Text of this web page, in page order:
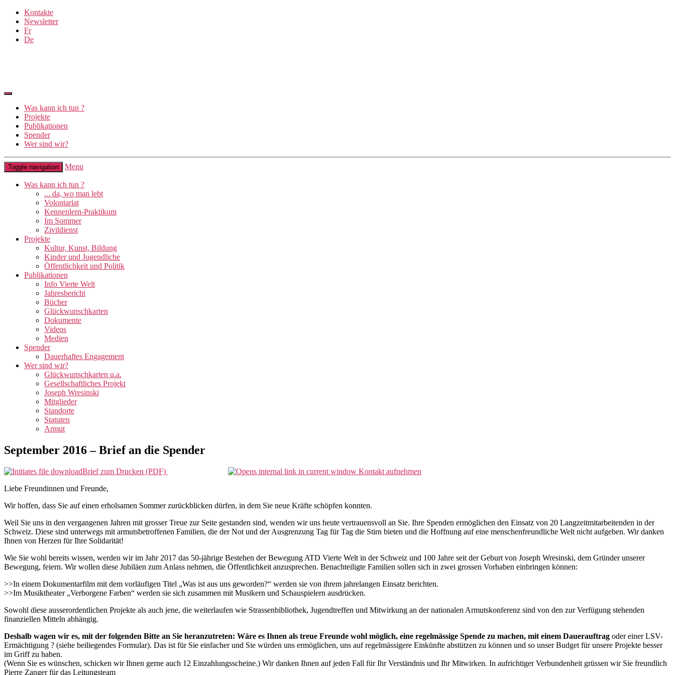
Kontakte
Newsletter
Fr
De
Was kann ich tun ?
Projekte
Publikationen
Spender
Wer sind wir?
Toggle navigation Menu
Was kann ich tun ?
... da, wo man lebt
Volontariat
Kennenlern-Praktikum
Im Sommer
Zivildienst
Projekte
Kultur, Kunst, Bildung
Kinder und Jugendliche
Öffentlichkeit und Politik
Publikationen
Info Vierte Welt
Jahresbericht
Bücher
Glückwunschkarten
Dokumente
Videos
Medien
Spender
Dauerhaftes Engagement
Wer sind wir?
Glückwunschkarten u.a.
Gesellschaftliches Projekt
Joseph Wresinski
Mitglieder
Standorte
Statuten
Armut
September 2016 – Brief an die Spender
Brief zum Drucken (PDF)
Kontakt aufnehmen
Liebe Freundinnen und Freunde,
Wir hoffen, dass Sie auf einen erholsamen Sommer zurückblicken dürfen, in dem Sie neue Kräfte schöpfen konnten.
Weil Sie uns in den vergangenen Jahren mit grosser Treue zur Seite gestanden sind, wenden wir uns heute vertrauensvoll an Sie. Ihre Spenden ermöglichen den Einsatz von 20 Langzeitmitarbeitenden in der
Schweiz. Diese sind unterwegs mit armutsbetroffenen Familien, die der Not und der Ausgrenzung Tag für Tag die Stirn bieten und die Hoffnung auf eine menschenfreundliche Welt nicht aufgeben. Wir danken
Ihnen von Herzen für Ihre Solidarität!
Wie Sie wohl bereits wissen, werden wir im Jahr 2017 das 50-jährige Bestehen der Bewegung ATD Vierte Welt in der Schweiz und 100 Jahre seit der Geburt von Joseph Wresinski, dem Gründer unserer
Bewegung, feiern. Wir wollen diese Jubiläen zum Anlass nehmen, die Öffentlichkeit anzusprechen. Benachteiligte Familien sollen sich in zwei grossen Vorhaben einbringen können:
>>In einem Dokumentarfilm mit dem vorläufigen Titel „Was ist aus uns geworden?“ werden sie von ihrem jahrelangen Einsatz berichten.
>>Im Musiktheater „Verborgene Farben“ werden sie sich zusammen mit Musikern und Schauspielern ausdrücken.
Sowohl diese ausserordentlichen Projekte als auch jene, die weiterlaufen wie Strassenbibliothek, Jugendtreffen und Mitwirkung an der nationalen Armutskonferenz sind von den zur Verfügung stehenden
finanziellen Mitteln abhängig.
Deshalb wagen wir es, mit der folgenden Bitte an Sie heranzutreten: Wäre es Ihnen als treue Freunde wohl möglich, eine regelmässige Spende zu machen, mit einem Dauerauftrag oder einer LSV-
Ermächtigung ? (siehe beiliegendes Formular). Das ist für Sie einfacher und Sie würden uns ermöglichen, uns auf regelmässigere Einkünfte abstützen zu können und so unser Budget für unsere Projekte besser
im Griff zu haben.
(Wenn Sie es wünschen, schicken wir Ihnen gerne auch 12 Einzahlungsscheine.) Wir danken Ihnen auf jeden Fall für Ihr Verständnis und Ihr Mitwirken. In aufrichtiger Verbundenheit grüssen wir Sie freundlich
Pierre Zanger für das Leitungsteam